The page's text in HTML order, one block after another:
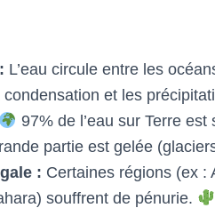
L’eau circule entre les
condensation et les
97% de l’eau sur Terre
partie est gelée
: Certaines régions (ex :
souffrent de pénurie.